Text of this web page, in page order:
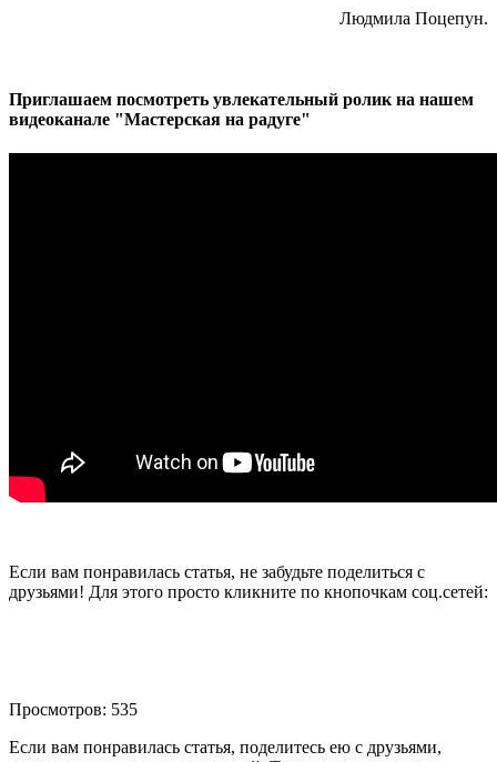
Людмила Поцепун.
Приглашаем посмотреть увлекательный ролик на нашем
видеоканале "Мастерская на радуге"
Если вам понравилась статья, не забудьте поделиться с
друзьями! Для этого просто кликните по кнопочкам соц.сетей:
Просмотров: 535
Если вам понравилась статья, поделитесь ею с друзьями,